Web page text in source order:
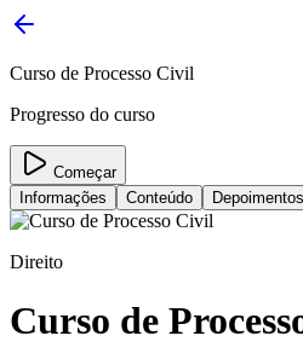
Curso de Processo Civil
Progresso do curso
Começar
Informações
Conteúdo Depoimentos
Direito
Curso de